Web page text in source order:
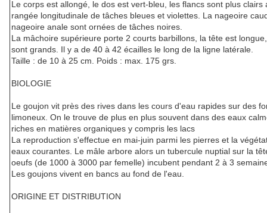
Le corps est allongé, le dos est vert-bleu, les flancs sont plus clairs
rangée longitudinale de tâches bleues et violettes. La nageoire
nageoire anale sont ornées de tâches noires.
La mâchoire supérieure porte 2 courts barbillons, la tête est
sont grands. Il y a de 40 à 42 écailles le long de la ligne latérale.
Taille : de 10 à 25 cm. Poids : max. 175 grs.
BIOLOGIE
Le goujon vit près des rives dans les cours d'eau rapides sur des
limoneux. On le trouve de plus en plus souvent dans des eaux
riches en matières organiques y compris les lacs
La reproduction s'effectue en mai-juin parmi les pierres et la
eaux courantes. Le mâle arbore alors un tubercule nuptial sur la
oeufs (de 1000 à 3000 par femelle) incubent pendant 2 à 3
Les goujons vivent en bancs au fond de l'eau.
ORIGINE ET DISTRIBUTION